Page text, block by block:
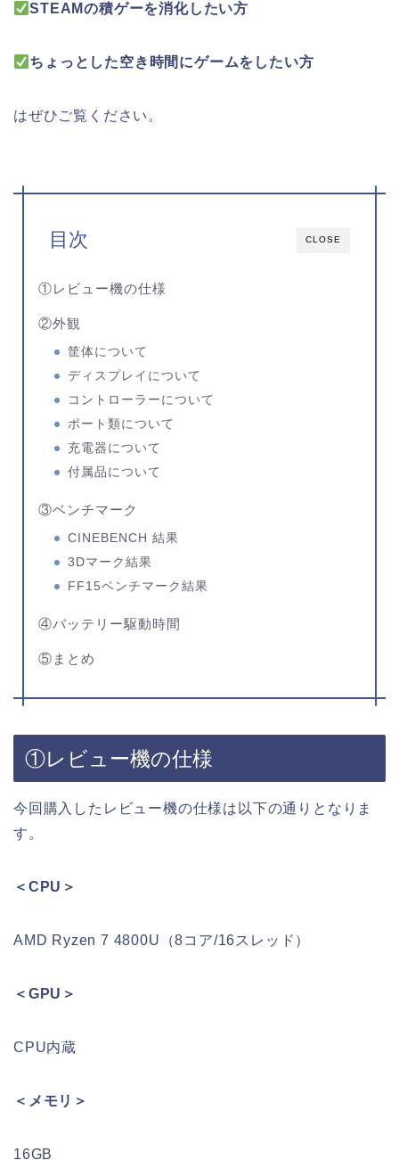
STEAMの積ゲーを消化したい方
ちょっとした空き時間にゲームをしたい方
はぜひご覧ください。
CLOSE
目次
①レビュー機の仕様
②外観
筐体について
ディスプレイについて
コントローラーについて
ポート類について
充電器について
付属品について
③ベンチマーク
CINEBENCH 結果
3Dマーク結果
FF15ベンチマーク結果
④バッテリー駆動時間
⑤まとめ
①レビュー機の仕様
今回購入したレビュー機の仕様は以下の通りとなりま
す。
＜CPU＞
AMD Ryzen 7 4800U（8コア/16スレッド）
＜GPU＞
CPU内蔵
＜メモリ＞
16GB